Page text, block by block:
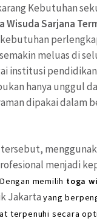
Kebutuhan
Wisuda Sarjana
meluas di
institusi
hanya unggul
dipakai dalam
tersebut,
menjadi
Dengan memilih toga
Jakartayang
terpenuhi secara